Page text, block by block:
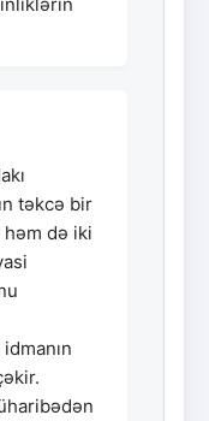
təkcə bir
həm də iki